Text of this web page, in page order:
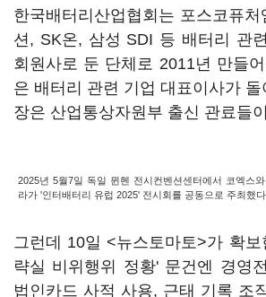
한국배터리산업협회는 포스코퓨처
션, SK온, 삼성 SDI 등 배터리 관
회원사로 둔 단체로 2011년 만들
은 배터리 관련 기업 대표이사가 돌
장은 산업통상자원부 출신 관료들
2025년 5월7일 독일 뮌헨 전시컨벤션센터에서 코엑스
라가 '인터배터리 유럽 2025' 전시회를 공동으로 주최했
그런데 10일 <뉴스토마토>가 확보
략실 비위행위 정황' 문건엔 경영
법인카드 사적 사용, 근태 기록 조